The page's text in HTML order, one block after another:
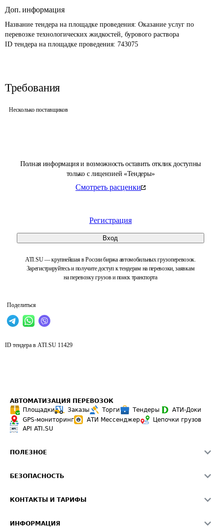
Полная информация и возможность оставить отклик доступны
только с лицензией «Тендеры»
Смотреть расценки
Регистрация
Вход
ATI.SU — крупнейшая в России биржа автомобильных грузоперевозок.
Зарегистрируйтесь и получите доступ к тендерам на перевозки, заявкам
на перевозку грузов и поиск транспорта
Поделиться
Доп. информация
Название тендера на площадке проведения: Оказание услуг по
перевозке технологических жидкостей, бурового раствора
ID тендера на площадке проведения: 743075
Требования
Несколько поставщиков
ID тендера в ATI.SU 11429
АВТОМАТИЗАЦИЯ ПЕРЕВОЗОК
Площадки
Заказы Торги Тендеры
АТИ-Доки
GPS-мониторинг
АТИ Мессенджер
Цепочки грузов
API ATI.SU
ПОЛЕЗНОЕ
Звезды ATI.SU на вашем сайте
Средние ставки
БЕЗОПАСНОСТЬ
Светофор+
КОНТАКТЫ И ТАРИФЫ
ИНФОРМАЦИЯ